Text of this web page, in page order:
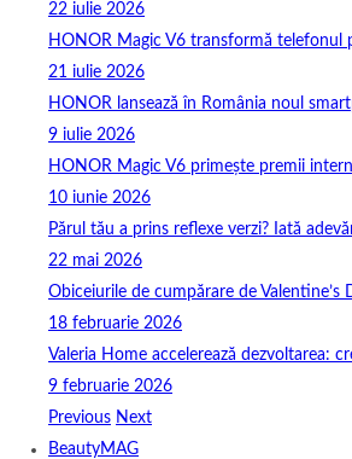
22 iulie 2026
HONOR Magic V6 transformă
21 iulie 2026
HONOR lansează în România noul
9 iulie 2026
HONOR Magic V6 primește premii
10 iunie 2026
Părul tău a prins reflexe verzi? Iată
22 mai 2026
Obiceiurile de cumpărare de Valentine’s
18 februarie 2026
Valeria Home accelerează dezvoltarea:
9 februarie 2026
Previous Next
BeautyMAG